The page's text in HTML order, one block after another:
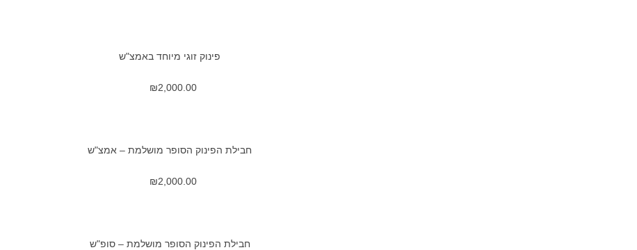
פינוק זוגי מיוחד באמצ"ש
₪2,000.00
חבילת הפינוק הסופר מושלמת – אמצ"ש
₪2,000.00
חבילת הפינוק הסופר מושלמת – סופ"ש